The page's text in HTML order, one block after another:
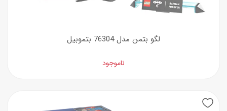
لگو بتمن مدل 76304 بتموبیل
ناموجود